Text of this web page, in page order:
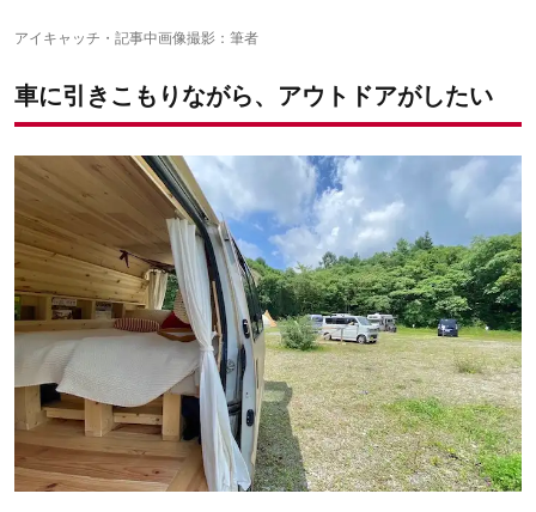
DIYでの8ナンバー取得は、かなり大変。4ナンバーのままでもメ
DIYでもルールさえ守れば車検に合格できるが、車検場で相談する
のが◎
インドア派ならではのキャンピングカーの使い方
思い立ったら、フラリと観光地へ
日帰りのつもりが、気分で車中泊に切り替えることも
休憩も仕事も、すこぶる快適！
食品の買い物も大助かり
インドア派にこそ、キャンピングカーがおすすめ！
✔こちらの記事もおすすめ
アイキャッチ・記事中画像撮影：筆者
車に引きこもりながら、アウトドアがしたい